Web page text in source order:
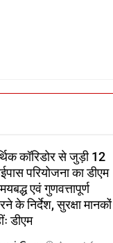
कॉरिडोर से जुड़ी 12
परियोजना का डीएम
एवं गुणवत्तापूर्ण
के निर्देश, सुरक्षा मानकों
डीएम